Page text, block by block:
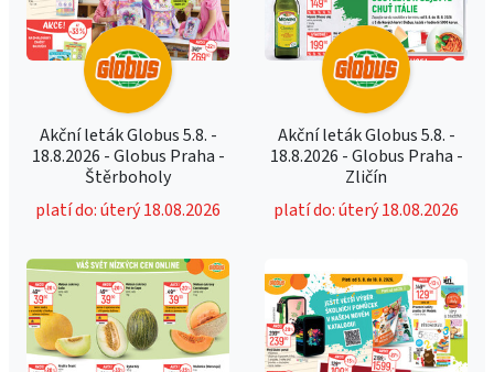
Akční leták Globus 5.8. -
18.8.2026 - Globus Praha -
Štěrboholy
platí do: úterý 18.08.2026
Akční leták Globus 5.8. -
18.8.2026 - Globus Praha -
Zličín
platí do: úterý 18.08.2026